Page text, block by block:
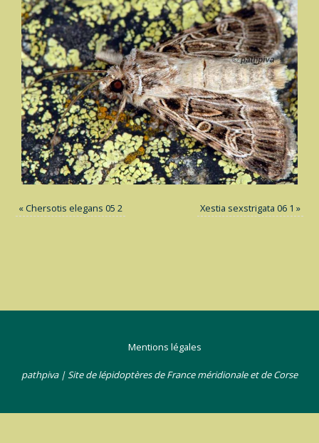
«Chersotis elegans 05 2 Xestia sexstrigata 06 1 »
Mentions légales
pathpiva | Site de lépidoptères de France méridionale et de Corse